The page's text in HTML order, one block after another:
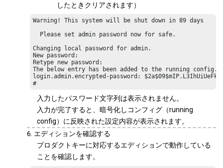
したときクリアされます）
Warning! This system will be shut down in 89 days
  Please set admin password now for safe.
Changing local password for admin.
New password:
Retype new password:
The below entry has been added to the running config.
login.admin.encrypted-password:
#
入力したパスワード文字列は表示されません。
入力が完了すると、暗号化しコンフィグ（running
config）に反映された設定内容が表示されます。
エディションを確認する
プロダクトキーに対応するエディションで動作している
ことを確認します。